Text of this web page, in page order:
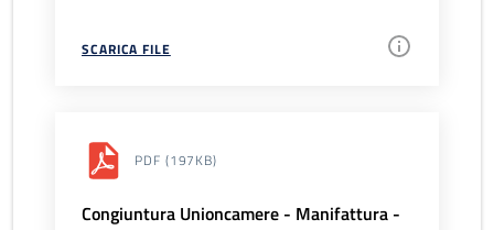
SCARICA FILE
PDF (197KB)
Congiuntura Unioncamere - Manifattura -